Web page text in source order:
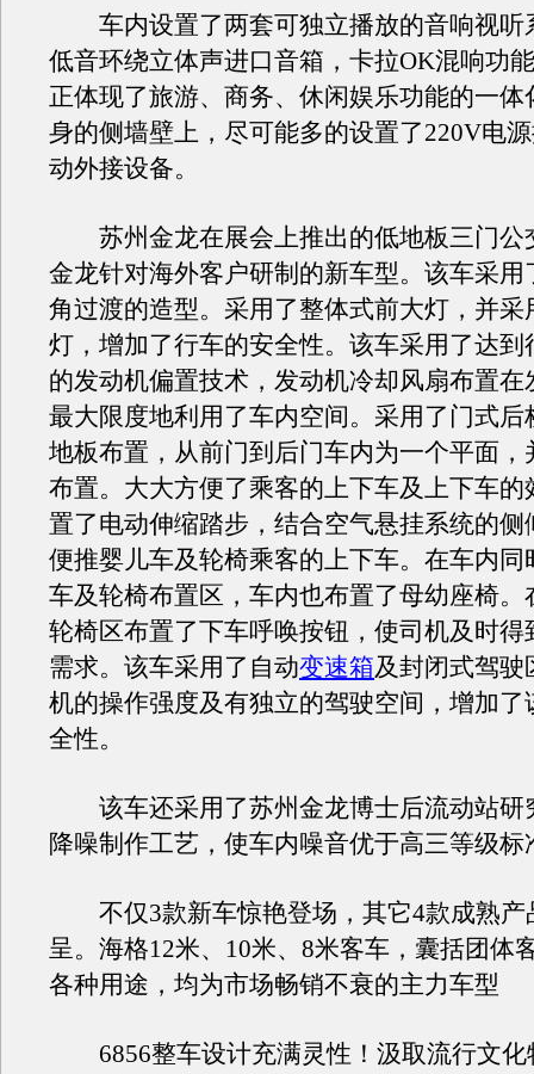
车内设置了两套可独立播放的音响视听
低音环绕立体声进口音箱，卡拉OK混响功
正体现了旅游、商务、休闲娱乐功能的一体
身的侧墙壁上，尽可能多的设置了220V电
动外接设备。
苏州金龙在展会上推出的低地板三门公
金龙针对海外客户研制的新车型。该车采用
角过渡的造型。采用了整体式前大灯，并采
灯，增加了行车的安全性。该车采用了达到
的发动机偏置技术，发动机冷却风扇布置在
最大限度地利用了车内空间。采用了门式后
地板布置，从前门到后门车内为一个平面，
布置。大大方便了乘客的上下车及上下车的
置了电动伸缩踏步，结合空气悬挂系统的侧
便推婴儿车及轮椅乘客的上下车。在车内同
车及轮椅布置区，车内也布置了母幼座椅。
轮椅区布置了下车呼唤按钮，使司机及时得
需求。该车采用了自动变速箱及封闭式驾驶
机的操作强度及有独立的驾驶空间，增加了
全性。
该车还采用了苏州金龙博士后流动站研
降噪制作工艺，使车内噪音优于高三等级标
不仅3款新车惊艳登场，其它4款成熟产
呈。海格12米、10米、8米客车，囊括团体
各种用途，均为市场畅销不衰的主力车型
6856整车设计充满灵性！汲取流行文化